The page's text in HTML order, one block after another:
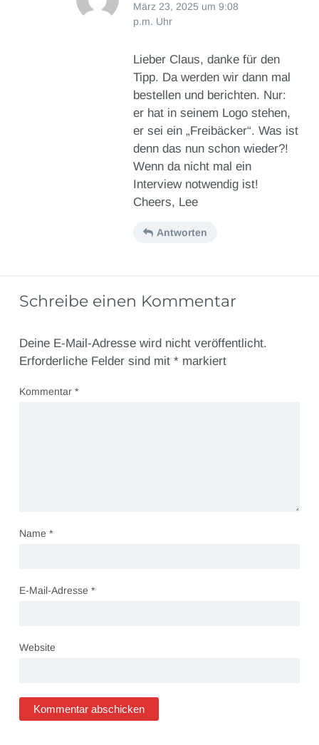
März 23, 2025 um 9:08
p.m. Uhr
Lieber Claus, danke für den
Tipp. Da werden wir dann mal
bestellen und berichten. Nur:
er hat in seinem Logo stehen,
er sei ein „Freibäcker“. Was ist
denn das nun schon wieder?!
Wenn da nicht mal ein
Interview notwendig ist!
Cheers, Lee
Antworten
Schreibe einen Kommentar
Deine E-Mail-Adresse wird nicht veröffentlicht.
Erforderliche Felder sind mit *markiert
Kommentar *
Name *
E-Mail-Adresse *
Website